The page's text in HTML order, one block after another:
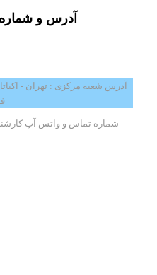
آدرس و
آدرس شعبه مرکزی : تهران -
شماره تماس و واتس آپ